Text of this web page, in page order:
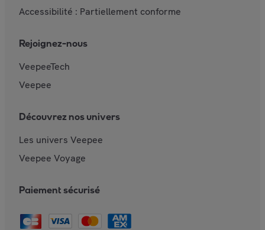
Accessibilité : Partiellement conforme
Rejoignez-nous
VeepeeTech
Veepee
Découvrez nos univers
Les univers Veepee
Veepee Voyage
Paiement sécurisé